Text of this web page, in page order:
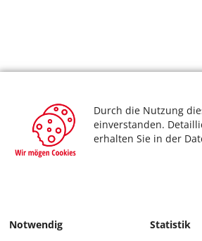
Durch die Nutzung
einverstanden.
erhalten Sie in der
Notwendig
Statistik